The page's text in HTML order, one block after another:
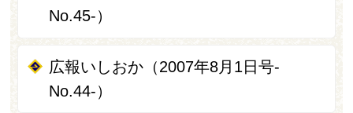
No.45-）
広報いしおか（2007年8月1日号-
No.44-）